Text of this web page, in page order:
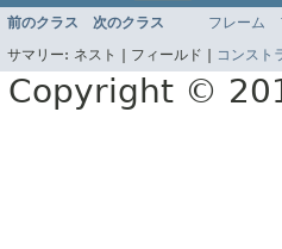
前のクラス 次のクラス フレーム
サマリー: ネスト | フィールド | コンスト
Copyright ©